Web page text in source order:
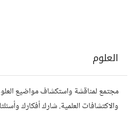
العلوم
مجتمع لمناقشة واستكشاف مواضيع
والاكتشافات العلمية. شارك أفكارك